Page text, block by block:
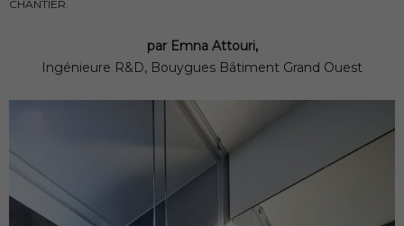
CHANTIER.
par Emna Attouri,
Ingénieure R&D, Bouygues Bâtiment Grand Ouest